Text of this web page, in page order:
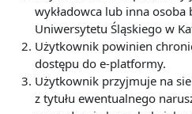
wykładowca lub inna osoba
Uniwersytetu Śląskiego w
Użytkownik powinien
dostępu do e-platformy.
Użytkownik przyjmuje na
z tytułu ewentualnego